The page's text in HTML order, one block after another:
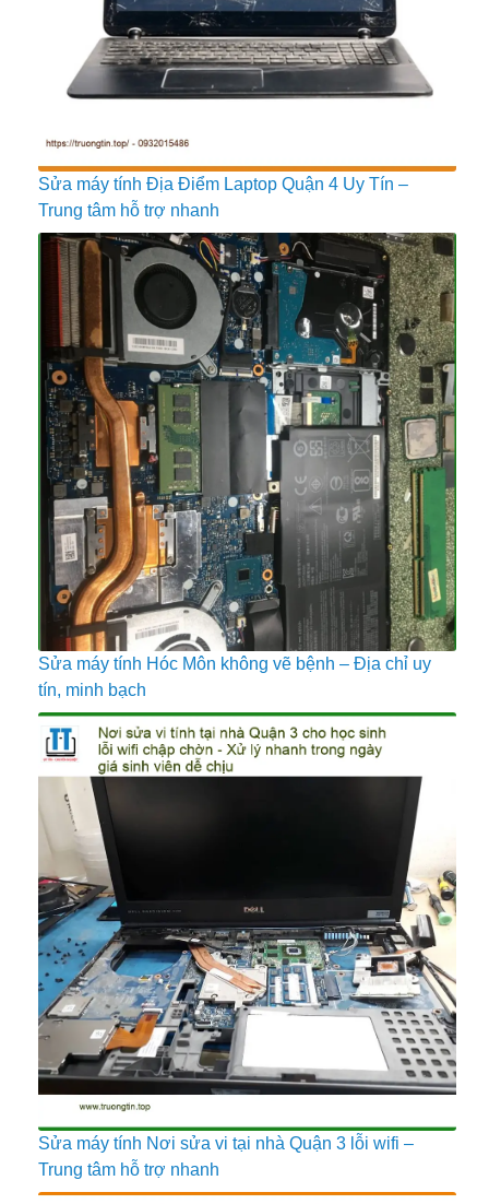
Sửa máy tính Địa Điểm Laptop Quận 4 Uy Tín –
Trung tâm hỗ trợ nhanh
Sửa máy tính Hóc Môn không vẽ bệnh – Địa chỉ uy
tín, minh bạch
Sửa máy tính Nơi sửa vi tại nhà Quận 3 lỗi wifi –
Trung tâm hỗ trợ nhanh